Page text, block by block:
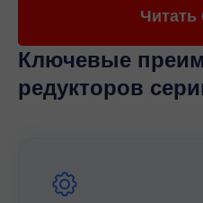
Отсутствие движение в
Компактные размеры и
точность.
Наше
цене вы можете в
Редукторы». Мы
Ключевые
редукторов